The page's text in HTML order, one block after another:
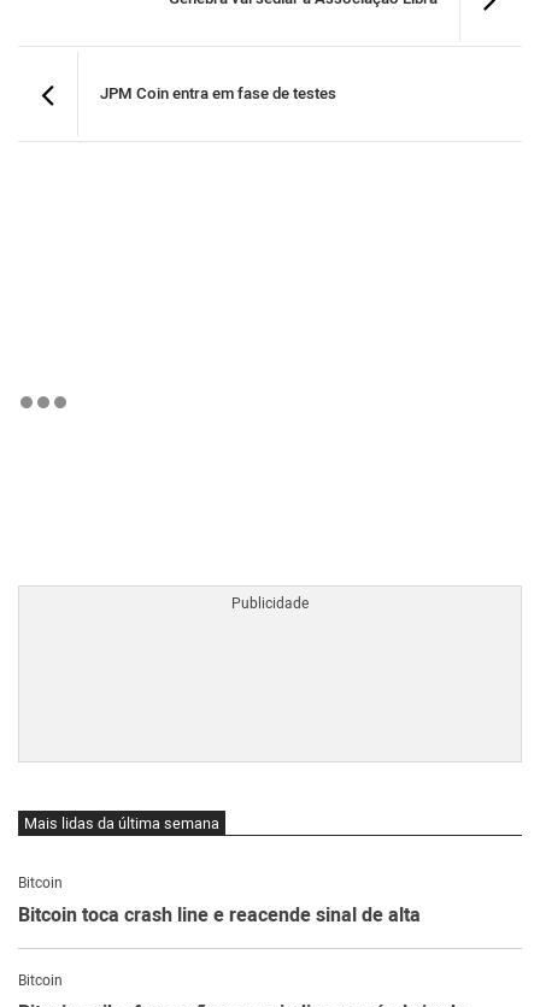
JPM Coin entra em fase de testes
Mais lidas da última semana
Bitcoin
Bitcoin toca crash line e reacende sinal de alta
Bitcoin